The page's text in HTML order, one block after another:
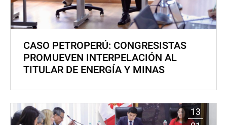
CASO PETROPERÚ: CONGRESISTAS
PROMUEVEN INTERPELACIÓN AL
TITULAR DE ENERGÍA Y MINAS
13